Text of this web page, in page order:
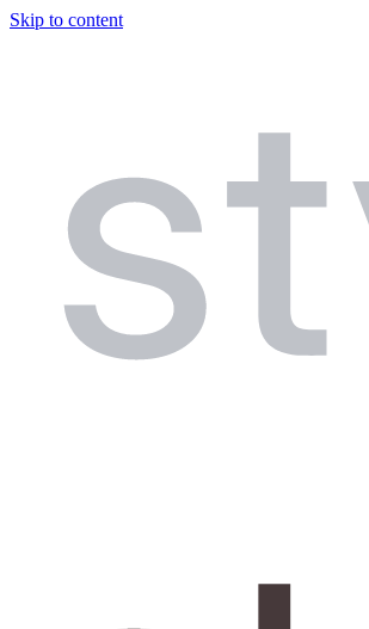
Skip to content